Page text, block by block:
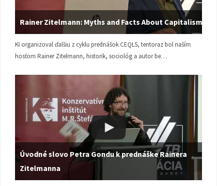
Rainer Zitelmann: Myths and Facts About Capitalism
KI organizoval ďalšiu z cyklu prednášok CEQLS, tentoraz bol naším
hosťom Rainer Zitelmann, historik, sociológ a autor be…
Úvodné slovo Petra Gondu k prednáške Rainera
Zitelmanna